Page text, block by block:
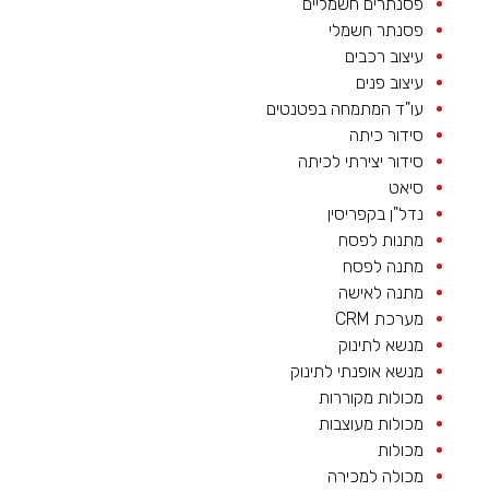
פסנתר חשמלי
עיצוב רכבים
עיצוב פנים
עו"ד המתמחה בפטנטים
סידור כיתה
סידור יצירתי לכיתה
סיאט
נדל"ן בקפריסין
מתנות לפסח
מתנה לפסח
מתנה לאישה
מערכת CRM
מנשא לתינוק
מנשא אופנתי לתינוק
מכולות מקוררות
מכולות מעוצבות
מכולות
מכולה למכירה